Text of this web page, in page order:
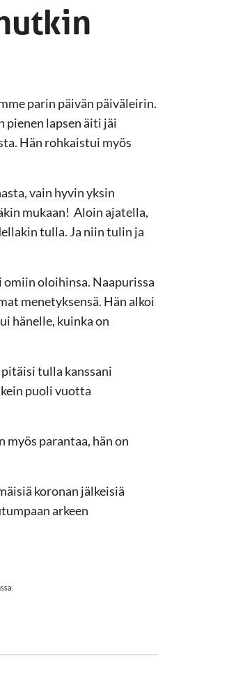
parin päivän päiväleirin.
pienen lapsen äiti jäi
Hän rohkaistui myös
vain hyvin yksin
mukaan! Aloin ajatella,
tulla. Ja niin tulin ja
oloihinsa. Naapurissa
menetyksensä. Hän alkoi
hänelle, kuinka on
tulla kanssani
puoli vuotta
myös parantaa, hän on
koronan jälkeisiä
arkeen